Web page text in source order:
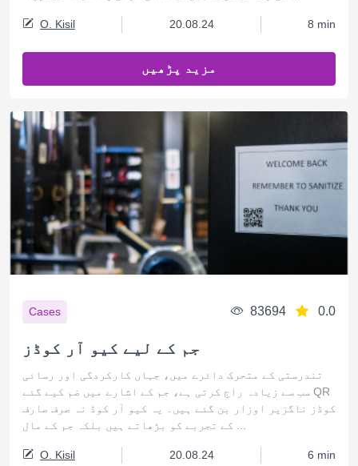
O. Kisil 20.08.24 8 min
مزید پڑھیں
Cases 83694 0.0
جم کے لیے کیو آر کوڈز
تندرستی کے متحرک دائرے میں، جہاں کارکردگی اور رسائی
سب سے زیادہ راج کرتی ہے، جم کے اشارے میں ضم کیے گئے QR
کوڈز ناگزیر اوزار بن گئے ہیں۔ یہ کیو آر کوڈ نہ صرف صارف
O. Kisil 20.08.24 6 min